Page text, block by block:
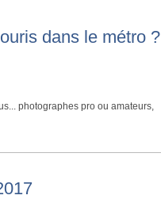
dans le métro ?
photographes pro ou amateurs,